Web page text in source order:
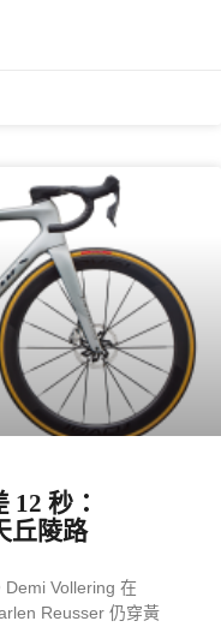
12 秒：
丘陵路
Vollering 在
Reusser 仍穿黃